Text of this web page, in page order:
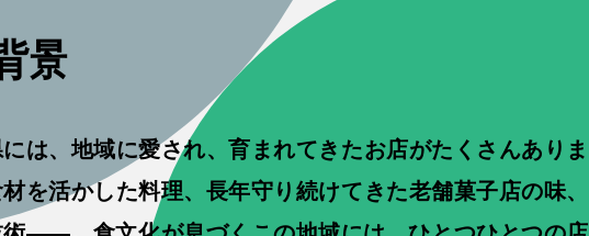
景
は、地域に愛され、育まれてきたお店がたくさんありま
を活かした料理、長年守り続けてきた老舗菓子店の味、